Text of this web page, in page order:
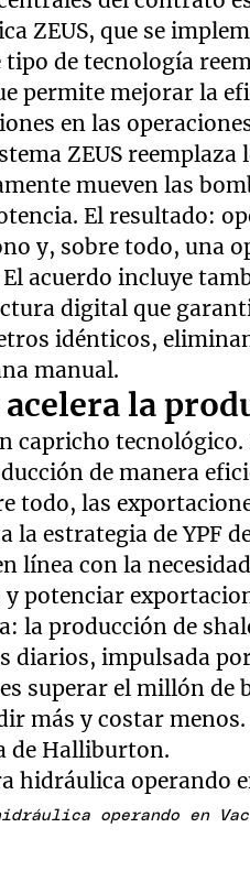
ZEUS, que se
de tecnología
permite mejorar la
en las
ZEUS
mueven las
El resultado:
y, sobre todo, una
acuerdo incluye
digital que
idénticos,
manual.
la
capricho tecnológico.
de manera
todo, las
la estrategia de YPF
línea con la
potenciar
la producción de
diarios, impulsada
superar el millón de
más y costar
de Halliburton.
operando en